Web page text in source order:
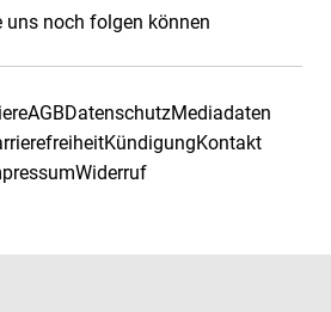
uns noch folgen können
AGBDatenschutzMediadaten
KündigungKontakt
Widerruf